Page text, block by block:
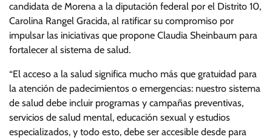
candidata de Morena a la diputación federal por el Distrito 10,
Carolina Rangel Gracida, al ratificar su compromiso por
impulsar las iniciativas que propone Claudia Sheinbaum para
fortalecer al sistema de salud.
“El acceso a la salud significa mucho más que gratuidad para
la atención de padecimientos o emergencias: nuestro sistema
de salud debe incluir programas y campañas preventivas,
servicios de salud mental, educación sexual y estudios
especializados, y todo esto, debe ser accesible desde para